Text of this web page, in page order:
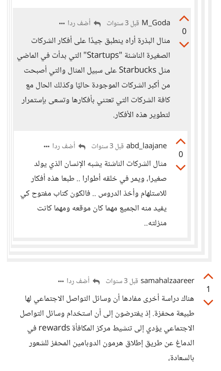
0
M_Goda قبل 3 سنوات أضف ردا
مثال البذرة أراه ينطبق جيدًا على أفكار الشركات
الصغيرة الناشئة "Startups" التي بدأت في الماضي
مثل Starbucks على سبيل المثال والتي أصبحت
من أكبر الشركات الموجودة حاليًا وكذلك الحال مع
كافة الشركات التي تعتني بأفكارها وتسعى بإستمرار
لتطوير هذه الأفكار.
0
abd_laajane قبل 3 سنوات أضف ردا
مثال الشركات الناشئة يشبه الإنسان الذي يولد
صغيرا، ويمر في خلقه أطوارا .. طبعا هذه أفكار
للاستلهام وأخذ الدروس .. فالكون كتاب مفتوح كي
يفيد منه الجميع مهما كان موقعه ومهما كانت
منزلته..
1
samahalzaareer قبل 3 سنوات أضف ردا
هناك دراسة أخرى مفادها أن وسائل التواصل الاجتماعي لها
طبيعة محفزة. إذ يفترضون إلى أن استخدام وسائل التواصل
الاجتماعي يؤدي إلى تنشيط مركز المكافأة rewards في
الدماغ عن طريق إطلاق هرمون الدوبامين المحفز للشعور
بالسعادة،